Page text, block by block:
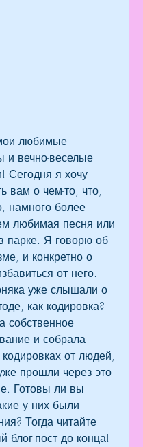
любимые
и вечно-веселые
Сегодня я хочу
вам о чем-то, что,
намного более
любимая песня или
парке. Я говорю об
и конкретно о
от него.
уже слышали о
как кодировка?
собственное
и собрала
от людей,
прошли через это
Готовы ли вы
у них были
Тогда читайте
блог-пост до конца!